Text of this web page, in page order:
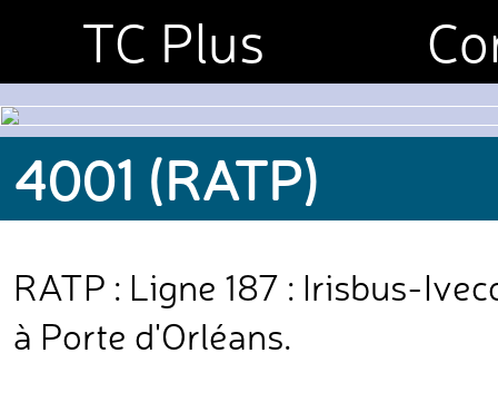
TC Plus
4001 (RATP)
RATP : Ligne 187 : Irisbus-
à Porte d'Orléans.